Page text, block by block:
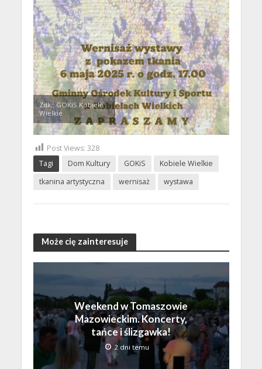
Zdk.: GOKiS Kobiele
Wielkie
Post Views: 328
Tagi
Dom Kultury GOKiS
Kobiele Wielkie
tkanina artystyczna
wernisaż wystawa
Może cię zainteresuje
Weekend w Tomaszowie
Mazowieckim. Koncerty,
tańce i ślizgawka!
2 dni temu